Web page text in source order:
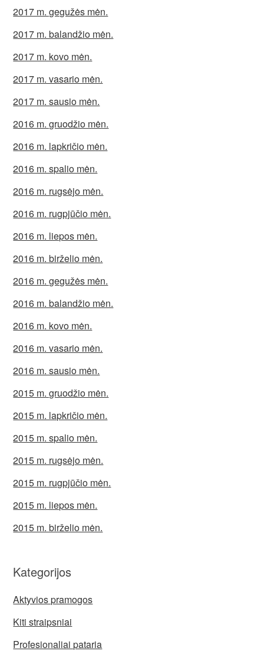
2017 m. gegužės mėn.
2017 m. balandžio mėn.
2017 m. kovo mėn.
2017 m. vasario mėn.
2017 m. sausio mėn.
2016 m. gruodžio mėn.
2016 m. lapkričio mėn.
2016 m. spalio mėn.
2016 m. rugsėjo mėn.
2016 m. rugpjūčio mėn.
2016 m. liepos mėn.
2016 m. birželio mėn.
2016 m. gegužės mėn.
2016 m. balandžio mėn.
2016 m. kovo mėn.
2016 m. vasario mėn.
2016 m. sausio mėn.
2015 m. gruodžio mėn.
2015 m. lapkričio mėn.
2015 m. spalio mėn.
2015 m. rugsėjo mėn.
2015 m. rugpjūčio mėn.
2015 m. liepos mėn.
2015 m. birželio mėn.
Kategorijos
Aktyvios pramogos
Kiti straipsniai
Profesionaliai pataria